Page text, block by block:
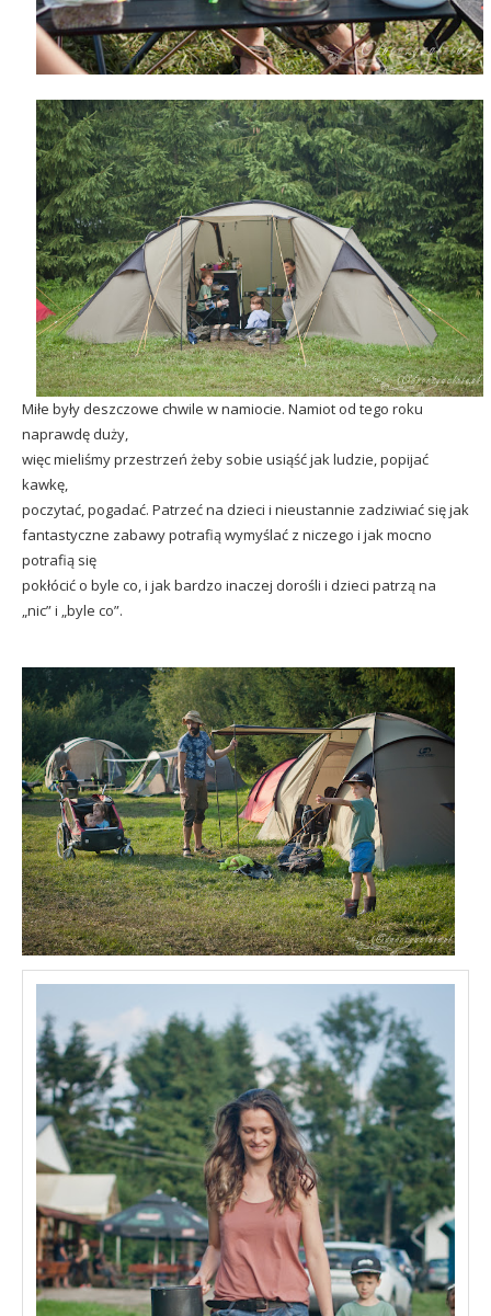
Miłe były deszczowe chwile w namiocie. Namiot od tego roku
naprawdę duży,
więc mieliśmy przestrzeń żeby sobie usiąść jak ludzie, popijać
kawkę,
poczytać, pogadać. Patrzeć na dzieci i nieustannie zadziwiać się jak
fantastyczne zabawy potrafią wymyślać z niczego i jak mocno
potrafią się
pokłócić o byle co, i jak bardzo inaczej dorośli i dzieci patrzą na
„nic” i „byle co”.